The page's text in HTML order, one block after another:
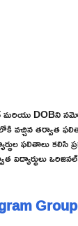
మరియు DOBని
వచ్చిన తర్వాత
ఫలితాలు
విద్యార్థులు
Group